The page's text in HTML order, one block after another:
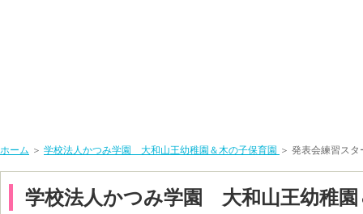
ホーム ＞ 学校法人かつみ学園 大和山王幼稚園＆木の子保育園 ＞ 発表会練習スタ
学校法人かつみ学園 大和山王幼稚園